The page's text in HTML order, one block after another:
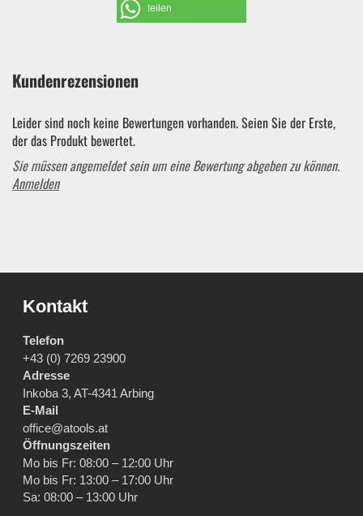
teilen
Kundenrezensionen
Leider sind noch keine Bewertungen vorhanden. Seien Sie der Erste,
der das Produkt bewertet.
Sie müssen angemeldet sein um eine Bewertung abgeben zu können.
Anmelden
Kontakt
Telefon
+43 (0) 7269 23900
Adresse
Inkoba 3, AT-4341 Arbing
E-Mail
office@atools.at
Öffnungszeiten
Mo bis Fr: 08:00 – 12:00 Uhr
Mo bis Fr: 13:00 – 17:00 Uhr
Sa: 08:00 – 13:00 Uhr